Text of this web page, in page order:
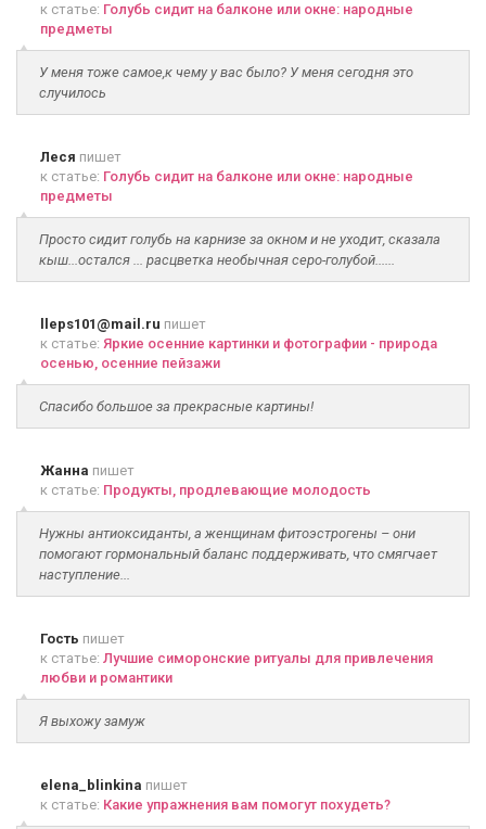
к статье: Голубь сидит на балконе или окне: народные
предметы
У меня тоже самое,к чему у вас было? У меня сегодня это
случилось
Леся пишет
к статье: Голубь сидит на балконе или окне: народные
предметы
Просто сидит голубь на карнизе за окном и не уходит, сказала
кыш...остался ... расцветка необычная серо-голубой......
lleps101@mail.ru пишет
к статье: Яркие осенние картинки и фотографии - природа
осенью, осенние пейзажи
Спасибо большое за прекрасные картины!
Жанна пишет
к статье: Продукты, продлевающие молодость
Нужны антиоксиданты, а женщинам фитоэстрогены – они
помогают гормональный баланс поддерживать, что смягчает
наступление...
Гость пишет
к статье: Лучшие симоронские ритуалы для привлечения
любви и романтики
Я выхожу замуж
elena_blinkina пишет
к статье: Какие упражнения вам помогут похудеть?